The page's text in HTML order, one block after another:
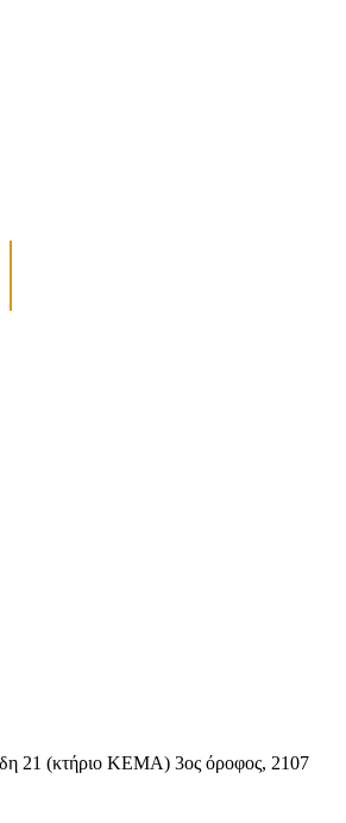
21 (κτήριο ΚΕΜΑ) 3ος όροφος, 2107